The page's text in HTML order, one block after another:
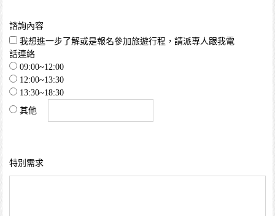
諮詢內容
我想進一步了解或是報名參加旅遊行程，請派專人跟我電
話連絡
09:00~12:00
12:00~13:30
13:30~18:30
其他
特別需求